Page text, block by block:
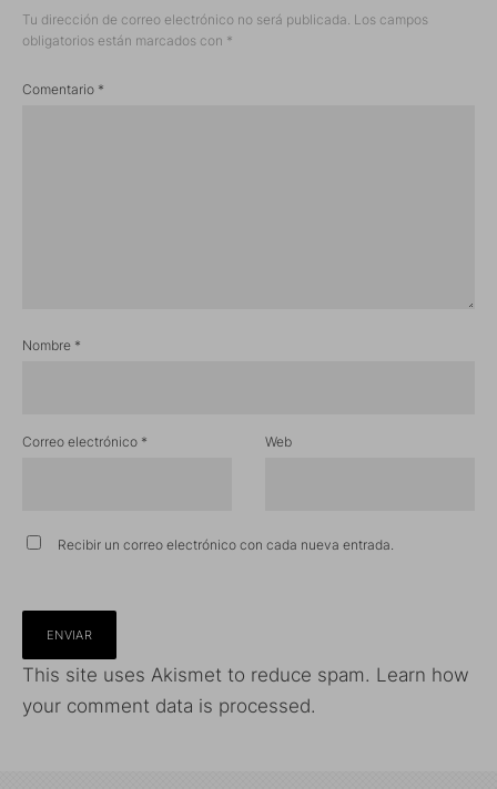
Tu dirección de correo electrónico no será publicada. Los campos
obligatorios están marcados con *
Comentario *
Nombre *
Correo electrónico * Web
Recibir un correo electrónico con cada nueva entrada.
This site uses Akismet to reduce spam. Learn how
your comment data is processed.